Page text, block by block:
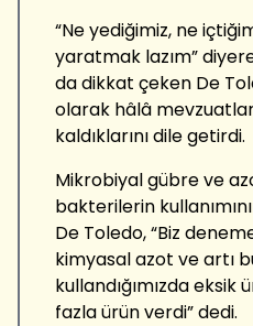
“Ne yediğimiz, ne
yaratmak lazım”
da dikkat çeken De
olarak hâlâ
kaldıklarını dile getirdi.
Mikrobiyal gübre ve
bakterilerin
De Toledo, “Biz
kimyasal azot ve artı
kullandığımızda eksik
fazla ürün verdi” dedi.